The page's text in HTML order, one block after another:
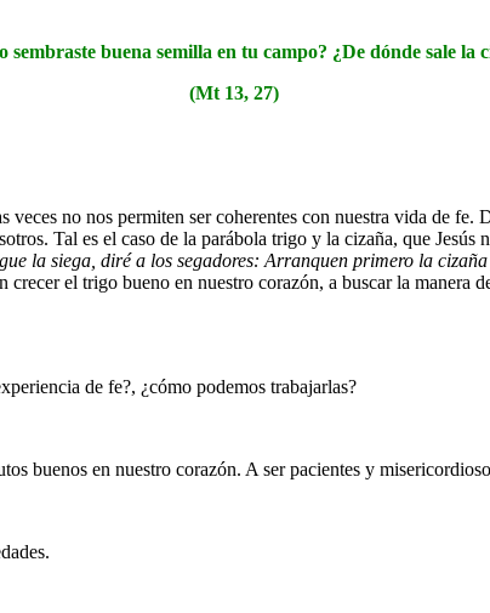
sembraste buena semilla en tu campo? ¿De dónde sale la
(Mt 13, 27)
no nos permiten ser coherentes con nuestra vida de
Tal es el caso de la parábola trigo y la cizaña, que Jesús
la siega, diré a los segadores: Arranquen primero la
crecer el trigo bueno en nuestro corazón, a buscar la manera
de fe?, ¿cómo podemos trabajarlas?
buenos en nuestro corazón. A ser pacientes y